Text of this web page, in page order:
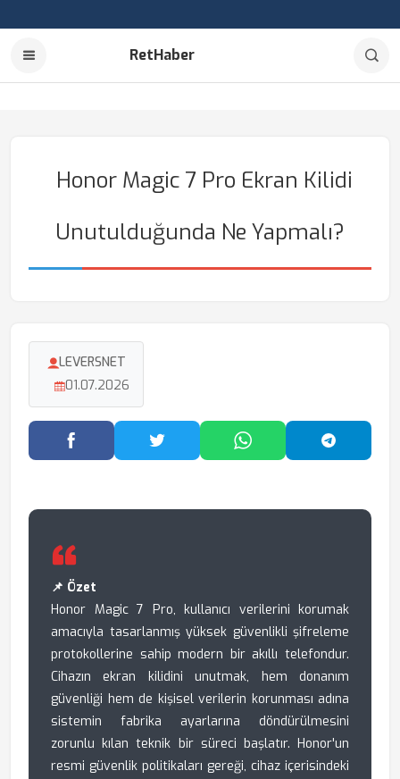
RetHaber
Honor Magic 7 Pro Ekran Kilidi
Unutulduğunda Ne Yapmalı?
LEVERSNET
01.07.2026
Facebook'ta PaylaşTwitter'da PaylaşWhatsApp'ta Paylaş
📌 Özet
Honor Magic 7 Pro, kullanıcı verilerini korumak
amacıyla tasarlanmış yüksek güvenlikli şifreleme
protokollerine sahip modern bir akıllı telefondur.
Cihazın ekran kilidini unutmak, hem donanım
güvenliği hem de kişisel verilerin korunması adına
sistemin fabrika ayarlarına döndürülmesini
zorunlu kılan teknik bir süreci başlatır. Honor'un
resmi güvenlik politikaları gereği, cihaz içerisindeki